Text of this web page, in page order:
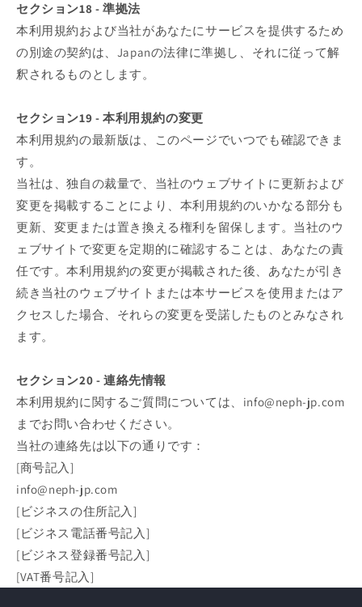
セクション18 - 準拠法
本利用規約および当社があなたにサービスを提供するため
の別途の契約は、Japanの法律に準拠し、それに従って解
釈されるものとします。
セクション19 - 本利用規約の変更
本利用規約の最新版は、このページでいつでも確認できま
す。
当社は、独自の裁量で、当社のウェブサイトに更新および
変更を掲載することにより、本利用規約のいかなる部分も
更新、変更または置き換える権利を留保します。当社のウ
ェブサイトで変更を定期的に確認することは、あなたの責
任です。本利用規約の変更が掲載された後、あなたが引き
続き当社のウェブサイトまたは本サービスを使用またはア
クセスした場合、それらの変更を受諾したものとみなされ
ます。
セクション20 - 連絡先情報
本利用規約に関するご質問については、info@neph-jp.com
までお問い合わせください。
当社の連絡先は以下の通りです：
[商号記入]
info@neph-jp.com
[ビジネスの住所記入]
[ビジネス電話番号記入]
[ビジネス登録番号記入]
[VAT番号記入]